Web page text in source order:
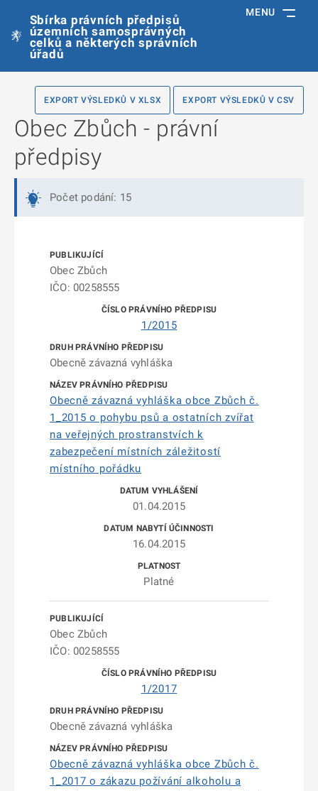
Sbírka právních předpisů
územních samosprávných
celků a některých správních
úřadů
MENU
EXPORT VÝSLEDKŮ V XLSX EXPORT VÝSLEDKŮ V CSV
Obec Zbůch - právní
předpisy
Počet podání: 15
Obec Zbůch
IČO: 00258555
1/2015
Obecně závazná vyhláška
Obecně závazná vyhláška obce Zbůch č.
1_2015 o pohybu psů a ostatních zvířat
na veřejných prostranstvích k
zabezpečení místních záležitostí
místního pořádku
01.04.2015
16.04.2015
Platné
Obec Zbůch
IČO: 00258555
1/2017
Obecně závazná vyhláška
Obecně závazná vyhláška obce Zbůch č.
1_2017 o zákazu požívání alkoholu a